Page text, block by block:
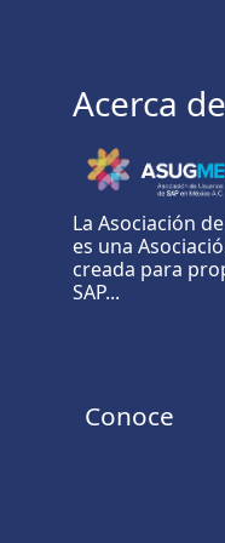
Acerca
La Asociación
es una
creada para
SAP...
Conoce